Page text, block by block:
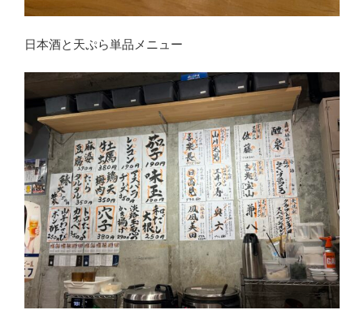
日本酒と天ぷら単品メニュー